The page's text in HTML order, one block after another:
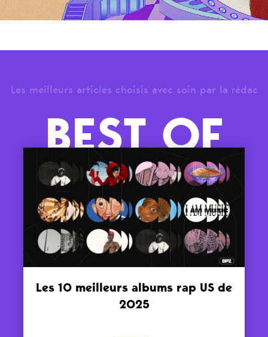
Les meilleurs articles choisis avec soin par la rédac
BEST OF
Les 10 meilleurs albums rap US de
2025